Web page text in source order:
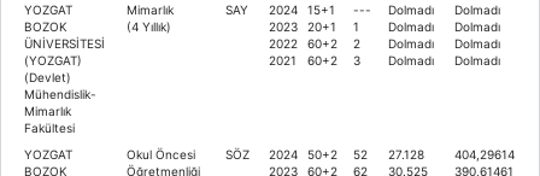
YOZGAT
BOZOK
ÜNİVERSİTESİ
(YOZGAT)
(Devlet)
Mühendislik-
Mimarlık
Fakültesi
Mimarlık
(4 Yıllık)
SAY
2024
2023
2022
2021
15+1
20+1
60+2
60+2
---
1
2
3
Dolmadı
Dolmadı
Dolmadı
Dolmadı
Dolmadı
Dolmadı
Dolmadı
Dolmadı
YOZGAT
BOZOK
Okul Öncesi
Öğretmenliği
SÖZ
2024
2023
50+2
60+2
52
62
27.128
30.525
404,29614
390,61461